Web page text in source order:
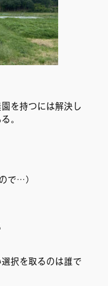
を持つには解決し
。
で…）
択を取るのは誰で